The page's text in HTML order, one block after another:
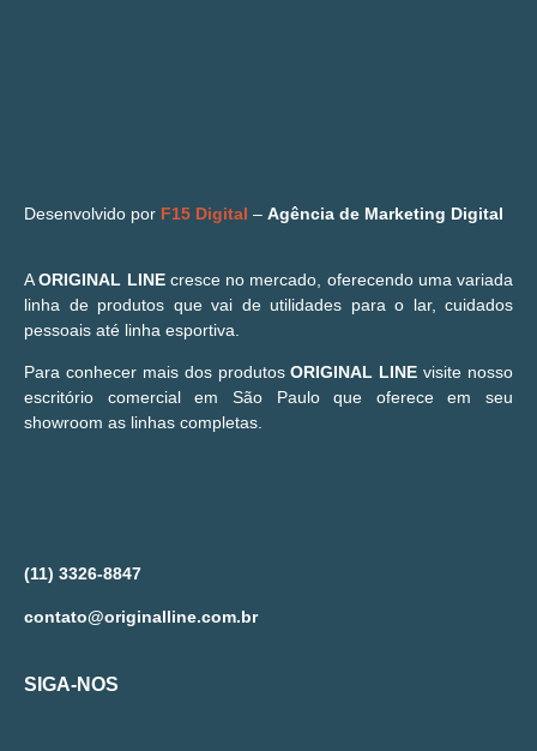
Desenvolvido por F15 Digital – Agência de Marketing Digital
AORIGINAL LINEcresce no mercado, oferecendo uma variada
linha de produtos que vai de utilidades para o lar, cuidados
pessoais até linha esportiva.
Para conhecer mais dos produtosORIGINAL LINE visite nosso
escritório comercial em São Paulo que oferece em seu
showroom as linhas completas.
(11) 3326-8847
contato@originalline.com.br
SIGA-NOS